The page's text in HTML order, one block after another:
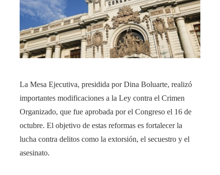
La Mesa Ejecutiva, presidida por Dina Boluarte, realizó
importantes modificaciones a la Ley contra el Crimen
Organizado, que fue aprobada por el Congreso el 16 de
octubre. El objetivo de estas reformas es fortalecer la
lucha contra delitos como la extorsión, el secuestro y el
asesinato.